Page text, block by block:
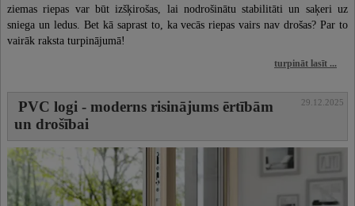
ziemas riepas var būt izšķirošas, lai nodrošinātu stabilitāti un saķeri uz
sniega un ledus. Bet kā saprast to, ka vecās riepas vairs nav drošas? Par to
vairāk raksta turpinājumā!
turpināt lasīt ...
PVC logi - moderns risinājums ērtībām
un drošībai
29.12.2025